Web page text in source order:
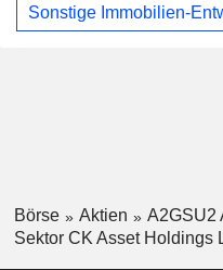
Sonstige Immobilien-
Börse Aktien
A2GSU2
Sektor CK Asset Holdings